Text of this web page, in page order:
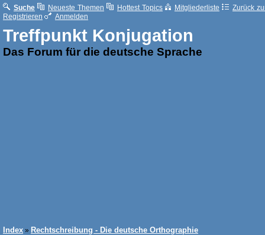
Suche Neueste Themen Hottest Topics Mitgliederliste
Zurück
Registrieren
Anmelden
Treffpunkt Konjugation
Das Forum für die deutsche Sprache
Index » Rechtschreibung - Die deutsche Orthographie